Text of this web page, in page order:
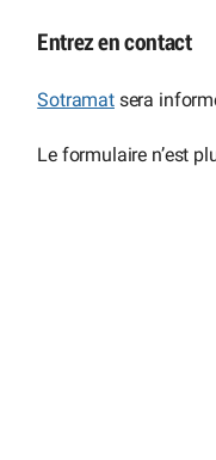
Entrez en contact
Sotramatsera
Le formulaire n’est